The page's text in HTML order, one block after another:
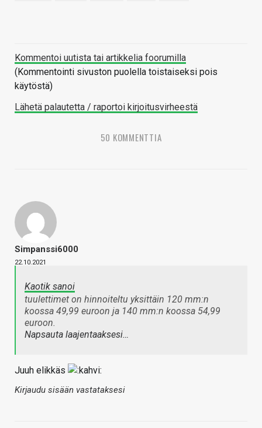
Kommentoi uutista tai artikkelia foorumilla
(Kommentointi sivuston puolella toistaiseksi pois
käytöstä)
Lähetä palautetta / raportoi kirjoitusvirheestä
50 KOMMENTTIA
Simpanssi6000
22.10.2021
Kaotik sanoi
tuulettimet on hinnoiteltu yksittäin 120 mm:n
koossa 49,99 euroon ja 140 mm:n koossa 54,99
euroon.
Napsauta laajentaaksesi…
Juuh elikkäs
Kirjaudu sisään vastataksesi